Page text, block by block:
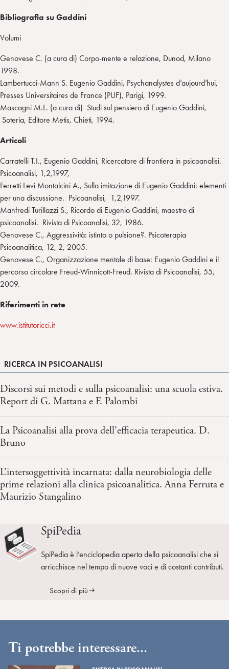
Bibliografia su Gaddini
Volumi
Genovese C. (a cura di) Corpo-mente e relazione, Dunod, Milano
1998.
Lambertucci-Mann S. Eugenio Gaddini, Psychanalystes d’aujourd’hui,
Presses Universitaires de France (PUF), Parigi, 1999.
Mascagni M.L. (a cura di) Studi sul pensiero di Eugenio Gaddini,
Soteria, Editore Metis, Chieti, 1994.
Articoli
Carratelli T.I., Eugenio Gaddini, Ricercatore di frontiera in psicoanalisi.
Psicoanalisi, 1,2,1997,
Ferretti Levi Montalcini A., Sulla imitazione di Eugenio Gaddini: elementi
per una discussione. Psicoanalisi, 1,2,1997.
Manfredi Turillazzi S., Ricordo di Eugenio Gaddini, maestro di
psicoanalisi. Rivista di Psicoanalisi, 32, 1986.
Genovese C., Aggressività: istinto o pulsione?. Psicoterapia
Psicoanalitica, 12, 2, 2005.
Genovese C., Organizzazione mentale di base: Eugenio Gaddini e il
percorso circolare Freud-Winnicott-Freud. Rivista di Psicoanalisi, 55,
2009.
Riferimenti in rete
www.istitutoricci.it
RICERCA IN PSICOANALISI
Discorsi sui metodi e sulla psicoanalisi: una scuola estiva.
Report di G. Mattana e F. Palombi
La Psicoanalisi alla prova dell’efficacia terapeutica. D.
Bruno
L’intersoggettività incarnata: dalla neurobiologia delle
prime relazioni alla clinica psicoanalitica. Anna Ferruta e
Maurizio Stangalino
SpiPedia
SpiPedia è l’enciclopedia aperta della psicoanalisi che si
arricchisce nel tempo di nuove voci e di costanti contributi.
Scopri di più
Ti potrebbe interessare...